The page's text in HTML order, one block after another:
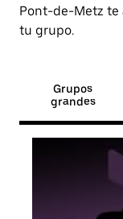
Pont-de-Metz te
tu grupo.
Grupos
grandes